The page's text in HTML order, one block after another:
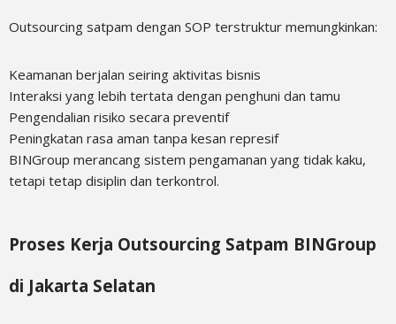
Outsourcing satpam dengan SOP terstruktur memungkinkan:
Keamanan berjalan seiring aktivitas bisnis
Interaksi yang lebih tertata dengan penghuni dan tamu
Pengendalian risiko secara preventif
Peningkatan rasa aman tanpa kesan represif
BINGroup merancang sistem pengamanan yang tidak kaku,
tetapi tetap disiplin dan terkontrol.
Proses Kerja Outsourcing Satpam BINGroup
di Jakarta Selatan